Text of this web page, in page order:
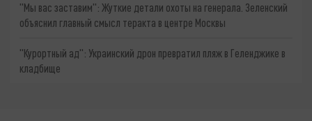
"Мы вас заставим": Жуткие детали охоты на генерала. Зеленский
объяснил главный смысл теракта в центре Москвы
"Курортный ад": Украинский дрон превратил пляж в Геленджике в
кладбище